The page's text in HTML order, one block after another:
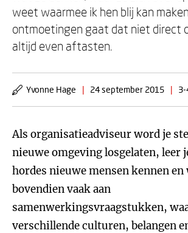
weet waarmee ik hen blij kan
ontmoetingen gaat dat niet direct
altijd even aftasten.
Yvonne Hage | 24 september 2015 |
Als organisatieadviseur word je
nieuwe omgeving losgelaten, leer
hordes nieuwe mensen kennen en
bovendien vaak aan
samenwerkingsvraagstukken,
verschillende culturen, belangen